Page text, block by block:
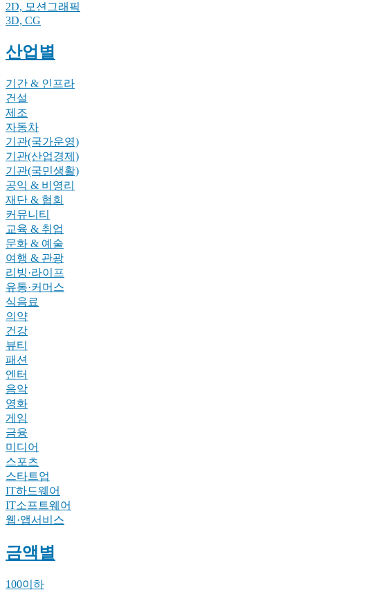
2D, 모션그래픽
3D, CG
산업별
기간 & 인프라
건설
제조
자동차
기관(국가운영)
기관(산업경제)
기관(국민생활)
공익 & 비영리
재단 & 협회
커뮤니티
교육 & 취업
문화 & 예술
여행 & 관광
리빙·라이프
유통·커머스
식음료
의약
건강
뷰티
패션
엔터
음악
영화
게임
금융
미디어
스포츠
스타트업
IT하드웨어
IT소프트웨어
웹·앱서비스
금액별
100이하